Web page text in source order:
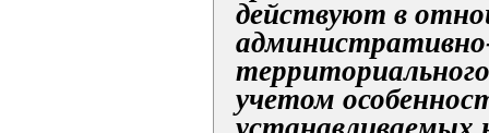
действуют в
учетом